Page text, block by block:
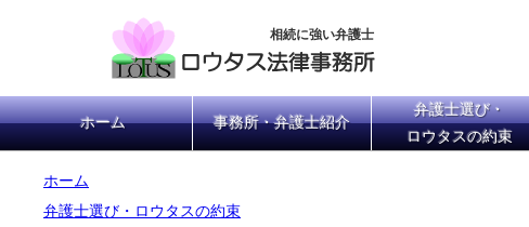
相続に強い弁護士
ホーム 事務所・弁護士紹介
弁護士選び・
ロウタスの約束
ホーム
弁護士選び・ロウタスの約束